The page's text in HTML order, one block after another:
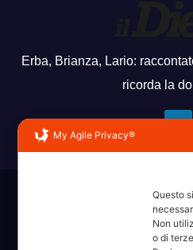
Erba, Brianza, Lario:
ricorda la
Sviluppato con orgoglio da
My Agile Privacy®
Questo
Non
o di